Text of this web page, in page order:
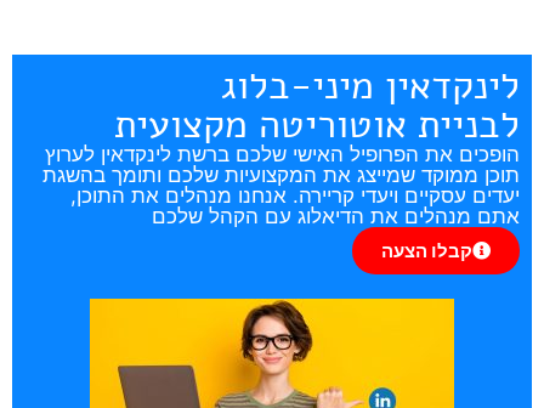
לינקדאין מיני-בלוג
לבניית אוטוריטה מקצועית
הופכים את הפרופיל האישי שלכם ברשת לינקדאין לערוץ
תוכן ממוקד שמייצג את המקצועיות שלכם ותומך בהשגת
יעדים עסקיים ויעדי קריירה. אנחנו מנהלים את התוכן,
אתם מנהלים את הדיאלוג עם הקהל שלכם
קבלו הצעה